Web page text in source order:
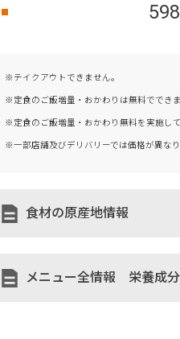
598
※テイクアウトできません。
※定食のご飯増量・おかわりは無料でできま
※定食のご飯増量・おかわり無料を実施し
※一部店舗及びデリバリーでは価格が異なり
食材の原産地情報
メニュー全情報 栄養成